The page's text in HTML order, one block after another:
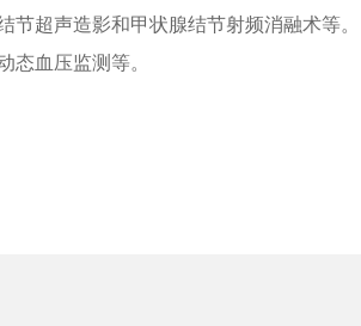
节超声造影和甲状腺结节射频消融术等。
血压监测等。